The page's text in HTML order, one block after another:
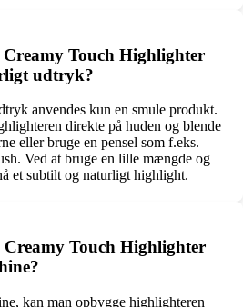
Touch Highlighter
udtryk?
anvendes kun en smule produkt.
direkte på huden og blende
eller bruge en pensel som f.eks.
Ved at bruge en lille mængde og
et subtilt og naturligt highlight.
Touch Highlighter
kan man opbygge highlighteren